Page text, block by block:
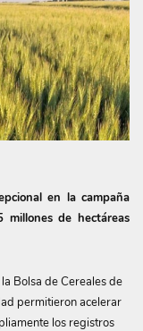
en la campaña
de hectáreas
Bolsa de Cereales de
permitieron acelerar
los registros